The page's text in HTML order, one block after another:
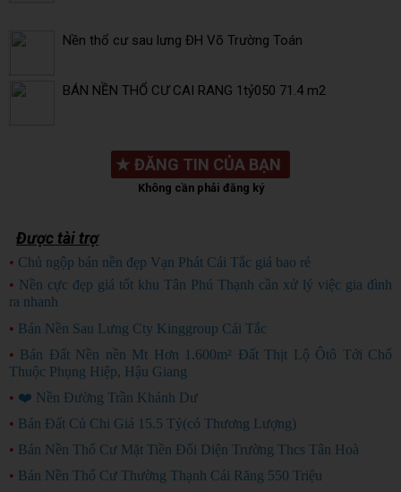
Nền thổ cư sau lưng ĐH Võ Trường Toán
BÁN NỀN THỔ CƯ CAI RANG 1tỷ050 71.4 m2
★ ĐĂNG TIN CỦA BẠN
Không cần phải đăng ký
Được tài trợ
• Chủ ngộp bán nền đẹp Vạn Phát Cái Tắc giá bao rẻ
• Nền cực đẹp giá tốt khu Tân Phú Thạnh cần xử lý việc gia đình
ra nhanh
• Bán Nền Sau Lưng Cty Kinggroup Cái Tắc
• Bán Đất Nền nền Mt Hơn 1.600m² Đất Thịt Lộ Ôtô Tới Chổ
Thuộc Phụng Hiệp, Hậu Giang
• ❤️ Nền Đường Trần Khánh Dư
• Bán Đất Củ Chi Giá 15.5 Tỷ(có Thương Lượng)
• Bán Nền Thổ Cư Mặt Tiền Đối Diện Trường Thcs Tân Hoà
• Bán Nền Thổ Cư Thường Thạnh Cái Răng 550 Triệu